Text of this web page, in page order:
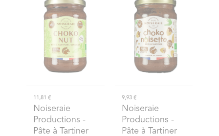
11,81 €
Noiseraie
Productions -
Pâte à Tartiner
9,93 €
Noiseraie
Productions -
Pâte à Tartiner